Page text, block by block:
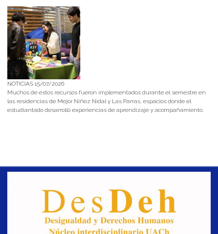
NOTICIAS 15/07/2026
Muchos de estos recursos fueron implementados durante el semestre en
las residencias de Mejor Niñez Nidal y Las Parras, espacios donde el
estudiantado desarrolló experiencias de aprendizaje y acompañamiento.